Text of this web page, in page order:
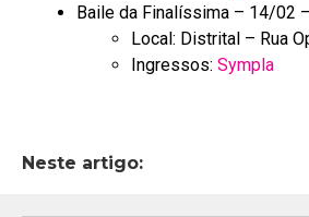
Baile da Finalíssima – 14/02
Local: Distrital – Rua
Ingressos: Sympla
Neste artigo: